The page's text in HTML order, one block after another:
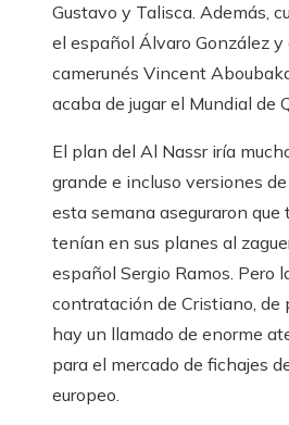
Gustavo y Talisca. Además,
el español Álvaro González y
camerunés Vincent
acaba de jugar el Mundial de
El plan del Al Nassr iría
grande e incluso versiones
esta semana aseguraron que
tenían en sus planes al
español Sergio Ramos. Pero
contratación de Cristiano, de
hay un llamado de enorme
para el mercado de fichajes
europeo.